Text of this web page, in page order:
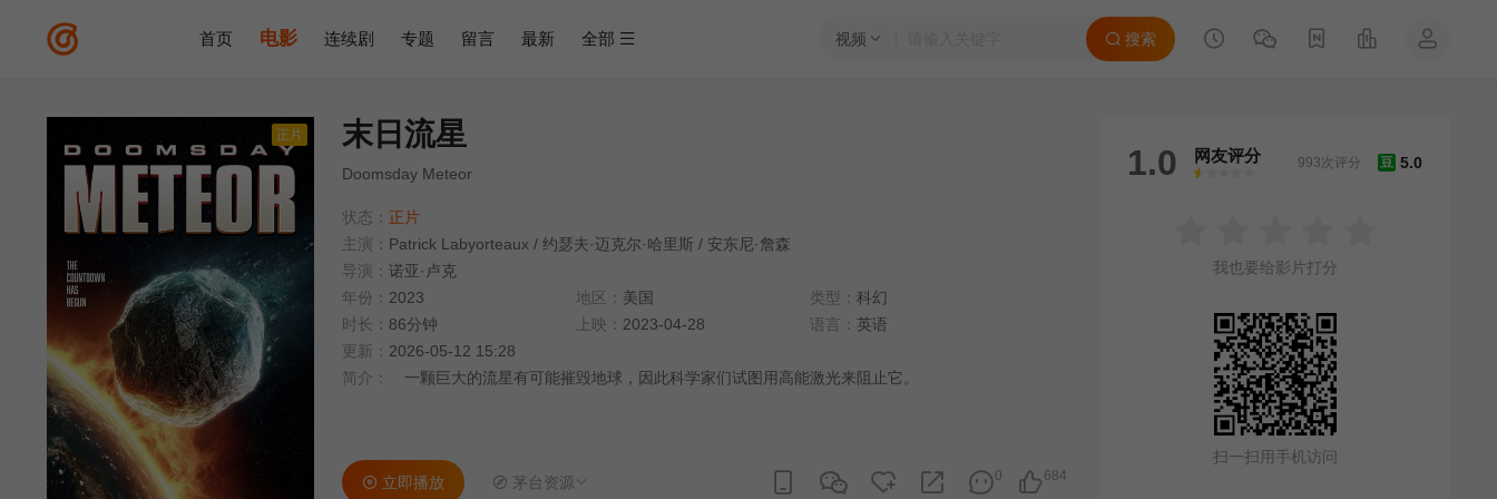
视频 搜索
首页 电影 连续剧 专题 留言 最新 全部
正片 末日流星
Doomsday Meteor
状态： 正片
主演： Patrick Labyorteaux / 约瑟夫·迈克尔·哈里斯 / 安东尼·詹森
导演： 诺亚·卢克
年份： 2023 地区： 美国 类型： 科幻
时长： 86分钟 上映： 2023-04-28 语言： 英语
更新： 2026-05-12 15:28
简介：
一颗巨大的流星有可能摧毁地球，因此科学家们试图用高能激光来阻止它。
684
0
立即播放 茅台资源
1.0 网友评分
很差
较差还行推荐力荐
豆 5.0
993次评分
我也要给影片打分
扫一扫用手机访问